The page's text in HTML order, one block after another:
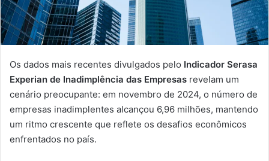
Os dados mais recentes divulgados pelo Indicador Serasa
Experian de Inadimplência das Empresas revelam um
cenário preocupante: em novembro de 2024, o número de
empresas inadimplentes alcançou 6,96 milhões, mantendo
um ritmo crescente que reflete os desafios econômicos
enfrentados no país.